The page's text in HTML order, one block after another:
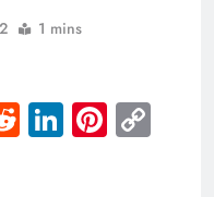
2 1 mins
RedditLinkedIn